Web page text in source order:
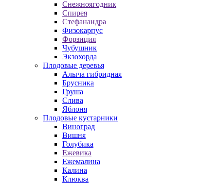
Снежноягодник
Спирея
Стефанандра
Физокарпус
Форзиция
Чубушник
Экзохорда
Плодовые деревья
Алыча гибридная
Брусника
Груша
Слива
Яблоня
Плодовые кустарники
Виноград
Вишня
Голубика
Ежевика
Ежемалина
Калина
Клюква